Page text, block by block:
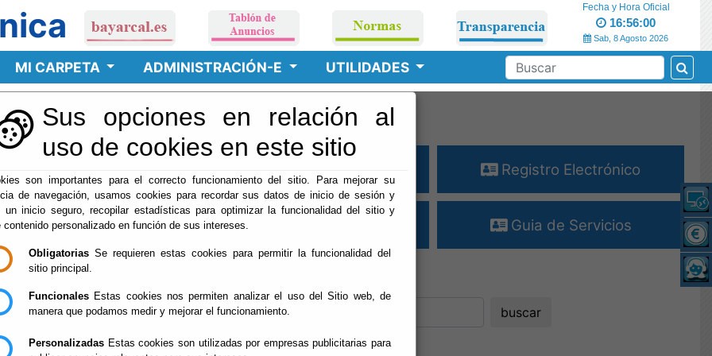
Sus opciones en relación al
uso de cookies en este sitio
son importantes para el correcto funcionamiento del sitio. Para mejorar su
de navegación, usamos cookies para recordar sus datos de inicio de sesión y
un inicio seguro, recopilar estadísticas para optimizar la funcionalidad del sitio y
contenido personalizado en función de sus intereses.
Obligatorias Se requieren estas cookies para permitir la funcionalidad del
sitio principal.
Funcionales Estas cookies nos permiten analizar el uso del Sitio web, de
manera que podamos medir y mejorar el funcionamiento.
Personalizadas Estas cookies son utilizadas por empresas publicitarias para
Fecha y Hora Oficial
16:56:01
Sab, 8 Agosto 2026
MI CARPETA ADMINISTRACIÓN-E UTILIDADES
Registro Electrónico
- Apoderamientos Perfil del Contratante Guia de Servicios